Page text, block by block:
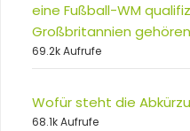
eine Fußball-WM
Großbritannien
69.2k Aufrufe
Wofür steht die
68.1k Aufrufe